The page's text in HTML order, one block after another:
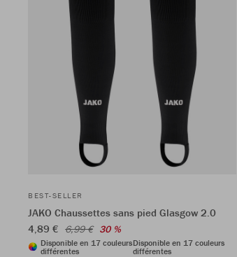
BEST-SELLER
JAKO Chaussettes sans pied Glasgow 2.0
4,89 € 6,99 € 30 %
Disponible en 17 couleurs
différentes
Disponible en 17 couleurs
différentes